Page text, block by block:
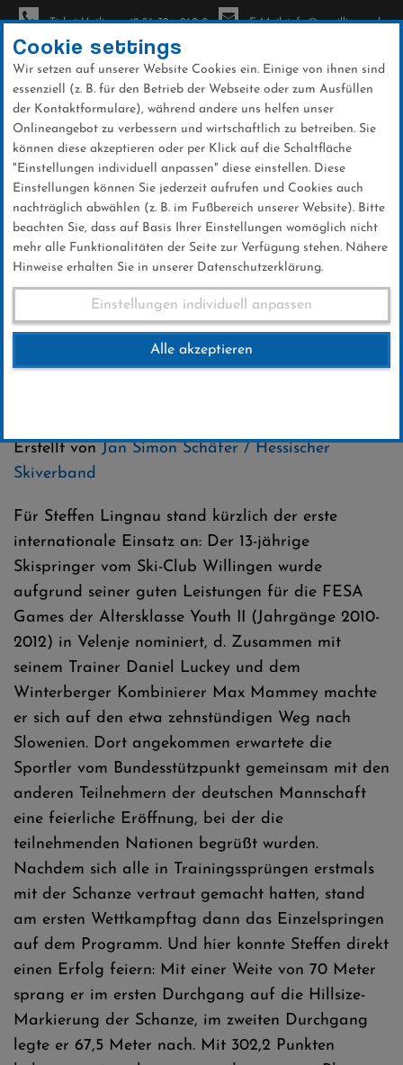
Direkt
zum
Inhalt
Ticket-Hotline: +49 56 32 - 960-0 E-Mail: info@sc-willingen.de
News
Steffen Lingnau überzeugt bei
den FESA Games
Erstellt vonJan Simon Schäfer / Hessischer
Skiverband
Für Steffen Lingnau stand kürzlich der erste
internationale Einsatz an: Der 13-jährige
Skispringer vom Ski-Club Willingen wurde
aufgrund seiner guten Leistungen für die FESA
Games der Altersklasse Youth II (Jahrgänge 2010-
2012) in Velenje nominiert, d. Zusammen mit
seinem Trainer Daniel Luckey und dem
Winterberger Kombinierer Max Mammey machte
er sich auf den etwa zehnstündigen Weg nach
Slowenien. Dort angekommen erwartete die
Sportler vom Bundesstützpunkt gemeinsam mit den
anderen Teilnehmern der deutschen Mannschaft
eine feierliche Eröffnung, bei der die
teilnehmenden Nationen begrüßt wurden.
Nachdem sich alle in Trainingssprüngen erstmals
mit der Schanze vertraut gemacht hatten, stand
am ersten Wettkampftag dann das Einzelspringen
auf dem Programm. Und hier konnte Steffen direkt
einen Erfolg feiern: Mit einer Weite von 70 Meter
sprang er im ersten Durchgang auf die Hillsize-
Markierung der Schanze, im zweiten Durchgang
legte er 67,5 Meter nach. Mit 302,2 Punkten
Cookie settings
Wir setzen auf unserer Website Cookies ein. Einige von ihnen sind
essenziell (z. B. für den Betrieb der Webseite oder zum Ausfüllen
der Kontaktformulare), während andere uns helfen unser
Onlineangebot zu verbessern und wirtschaftlich zu betreiben. Sie
können diese akzeptieren oder per Klick auf die Schaltfläche
"Einstellungen individuell anpassen" diese einstellen. Diese
Einstellungen können Sie jederzeit aufrufen und Cookies auch
nachträglich abwählen (z. B. im Fußbereich unserer Website). Bitte
beachten Sie, dass auf Basis Ihrer Einstellungen womöglich nicht
mehr alle Funktionalitäten der Seite zur Verfügung stehen. Nähere
Hinweise erhalten Sie in unserer Datenschutzerklärung.
Einstellungen individuell anpassen
Alle akzeptieren